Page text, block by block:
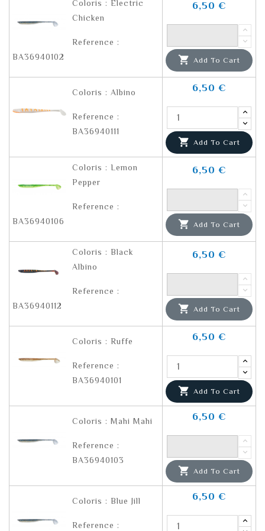
Coloris : Electric
Chicken
Reference :
BA36940102
6,50 €
 Add To Cart
Coloris : Albino
Reference :
BA36940111
6,50 €
 Add To Cart
Coloris : Lemon
Pepper
Reference :
BA36940106
6,50 €
 Add To Cart
Coloris : Black
Albino
Reference :
BA36940112
6,50 €
 Add To Cart
Coloris : Ruffe
Reference :
BA36940101
6,50 €
 Add To Cart
Coloris : Mahi Mahi
Reference :
BA36940103
6,50 €
 Add To Cart
Coloris : Blue Jill
Reference :
6,50 €